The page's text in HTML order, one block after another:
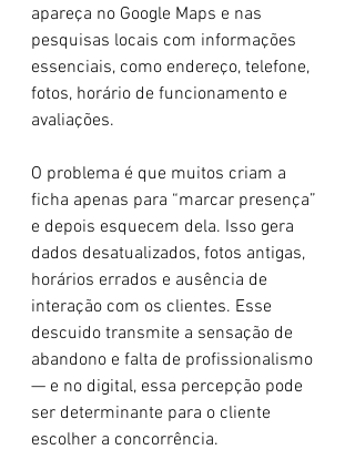
apareça no Google Maps e nas
pesquisas locais com informações
essenciais, como endereço, telefone,
fotos, horário de funcionamento e
avaliações.
O problema é que muitos criam a
ficha apenas para “marcar presença”
e depois esquecem dela. Isso gera
dados desatualizados, fotos antigas,
horários errados e ausência de
interação com os clientes. Esse
descuido transmite a sensação de
abandono e falta de profissionalismo
— e no digital, essa percepção pode
ser determinante para o cliente
escolher a concorrência.